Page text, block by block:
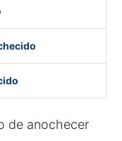
de anochecer